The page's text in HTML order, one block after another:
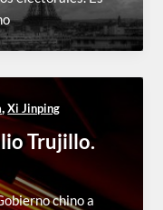
,Xi Jinping
Trujillo.
chino a